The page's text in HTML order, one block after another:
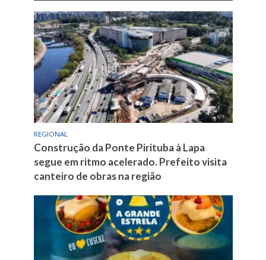
REGIONAL
Construção da Ponte Pirituba à Lapa
segue em ritmo acelerado. Prefeito visita
canteiro de obras na região